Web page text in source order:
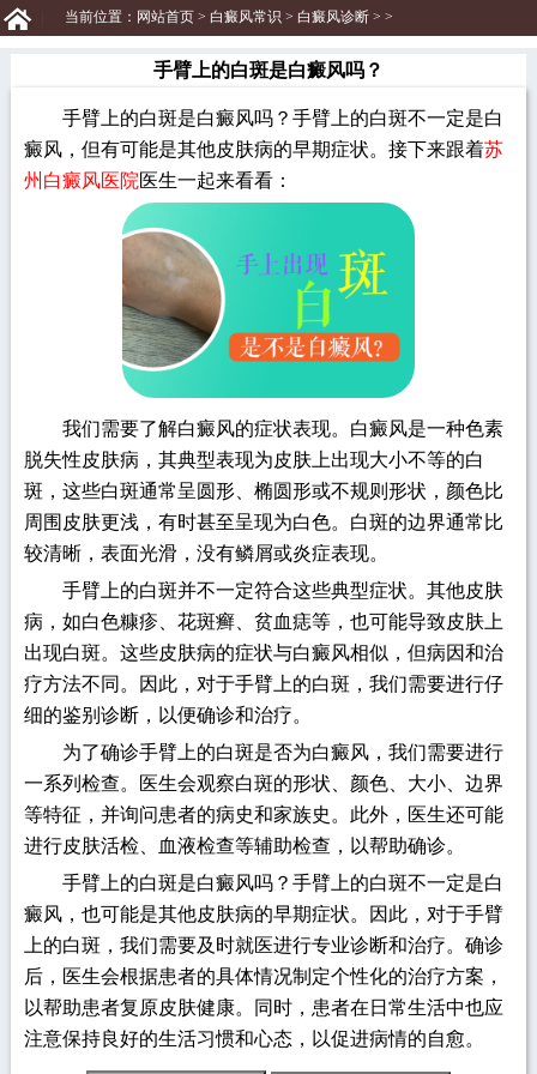
当前位置： 网站首页> 白癜风常识 > 白癜风诊断> >
手臂上的白斑是白癜风吗？
手臂上的白斑是白癜风吗？手臂上的白斑不一定是白
癜风，但有可能是其他皮肤病的早期症状。接下来跟着苏
州白癜风医院医生一起来看看：
我们需要了解白癜风的症状表现。白癜风是一种色素
脱失性皮肤病，其典型表现为皮肤上出现大小不等的白
斑，这些白斑通常呈圆形、椭圆形或不规则形状，颜色比
周围皮肤更浅，有时甚至呈现为白色。白斑的边界通常比
较清晰，表面光滑，没有鳞屑或炎症表现。
手臂上的白斑并不一定符合这些典型症状。其他皮肤
病，如白色糠疹、花斑癣、贫血痣等，也可能导致皮肤上
出现白斑。这些皮肤病的症状与白癜风相似，但病因和治
疗方法不同。因此，对于手臂上的白斑，我们需要进行仔
细的鉴别诊断，以便确诊和治疗。
为了确诊手臂上的白斑是否为白癜风，我们需要进行
一系列检查。医生会观察白斑的形状、颜色、大小、边界
等特征，并询问患者的病史和家族史。此外，医生还可能
进行皮肤活检、血液检查等辅助检查，以帮助确诊。
手臂上的白斑是白癜风吗？手臂上的白斑不一定是白
癜风，也可能是其他皮肤病的早期症状。因此，对于手臂
上的白斑，我们需要及时就医进行专业诊断和治疗。确诊
后，医生会根据患者的具体情况制定个性化的治疗方案，
以帮助患者复原皮肤健康。同时，患者在日常生活中也应
注意保持良好的生活习惯和心态，以促进病情的自愈。